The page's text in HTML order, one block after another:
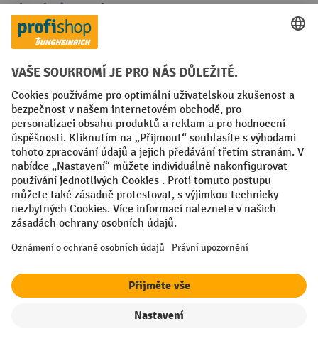
Platební metody
Faktura
Sociální sítě
Facebook
YouTube
LinkedIn
VODP Otisk
Prohlášení o ochraně osobních údajů
Nastavení ochrany osobních údajů
All prices excl. VAT plus shipping costs and possible delivery charges,
if not stated otherwise.